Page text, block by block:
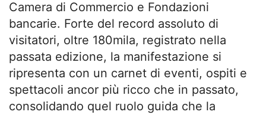
Camera di Commercio e Fondazioni
bancarie. Forte del record assoluto di
visitatori, oltre 180mila, registrato nella
passata edizione, la manifestazione si
ripresenta con un carnet di eventi, ospiti e
spettacoli ancor più ricco che in passato,
consolidando quel ruolo guida che la